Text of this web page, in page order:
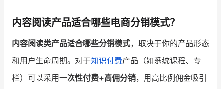
内容阅读产品适合哪些电商分销模式？
内容阅读类产品适合哪些分销模式，取决于你的产品形态
和用户生命周期。对于知识付费产品（如系统课程、专
栏）可以采用一次性付费+高佣分销，用高比例佣金吸引